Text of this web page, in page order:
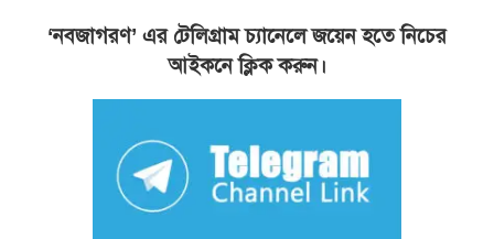
‘নবজাগরণ’ এর টেলিগ্রাম চ্যানেলে জয়েন হতে নিচের
আইকনে ক্লিক করুন।